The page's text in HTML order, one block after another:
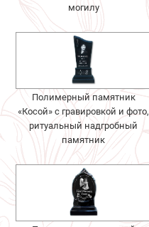
могилу
Полимерный памятник
«Косой» с гравировкой и фото,
ритуальный надгробный
памятник